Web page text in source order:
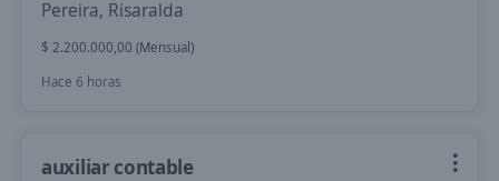
Pereira, Risaralda
$ 2.200.000,00 (Mensual)
Hace 6 horas
auxiliar contable